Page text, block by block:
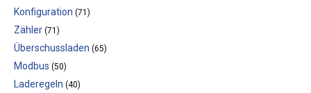
Konfiguration (71)
Zähler (71)
Überschussladen (65)
Modbus (50)
Laderegeln (40)